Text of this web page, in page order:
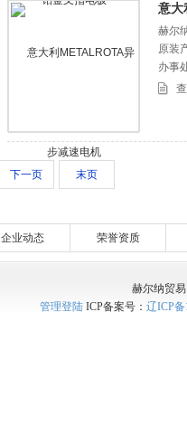
意大
赫尔
原装
办事
下一页 末页
企业动态 荣誉资质
赫尔纳贸
管理登陆ICP备案号： 辽ICP备